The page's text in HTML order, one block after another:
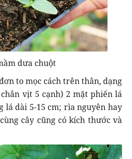
dưa chuột
to mọc cách trên thân, dạng
vịt 5 cạnh) 2 mặt phiến lá
lá dài 5-15 cm; rìa nguyên hay
cây cũng có kích thước và